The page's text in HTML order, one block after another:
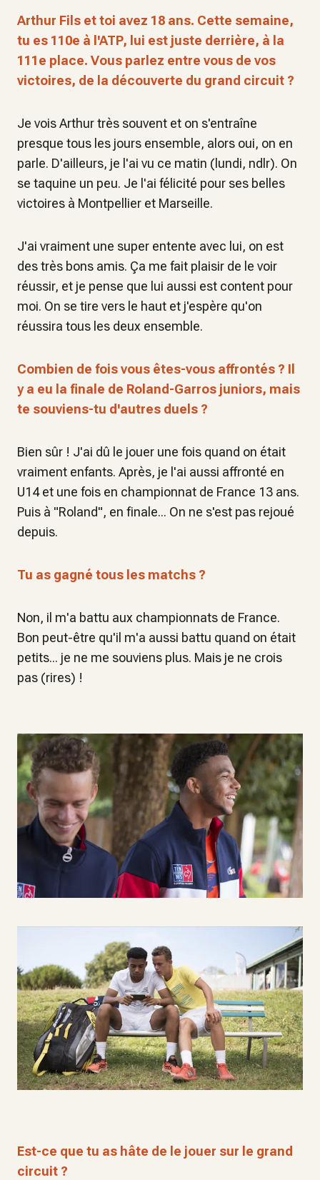
Arthur Fils et toi avez 18 ans. Cette semaine,
tu es 110e à l'ATP, lui est juste derrière, à la
111e place. Vous parlez entre vous de vos
victoires, de la découverte du grand circuit ?
Je vois Arthur très souvent et on s'entraîne
presque tous les jours ensemble, alors oui, on en
parle. D'ailleurs, je l'ai vu ce matin (lundi, ndlr). On
se taquine un peu. Je l'ai félicité pour ses belles
victoires à Montpellier et Marseille.
J'ai vraiment une super entente avec lui, on est
des très bons amis. Ça me fait plaisir de le voir
réussir, et je pense que lui aussi est content pour
moi. On se tire vers le haut et j'espère qu'on
réussira tous les deux ensemble.
Combien de fois vous êtes-vous affrontés ? Il
y a eu la finale de Roland-Garros juniors, mais
te souviens-tu d'autres duels ?
Bien sûr ! J'ai dû le jouer une fois quand on était
vraiment enfants. Après, je l'ai aussi affronté en
U14 et une fois en championnat de France 13 ans.
Puis à "Roland", en finale... On ne s'est pas rejoué
depuis.
Tu as gagné tous les matchs ?
Non, il m'a battu aux championnats de France.
Bon peut-être qu'il m'a aussi battu quand on était
petits... je ne me souviens plus. Mais je ne crois
pas (rires) !
Est-ce que tu as hâte de le jouer sur le grand
circuit ?